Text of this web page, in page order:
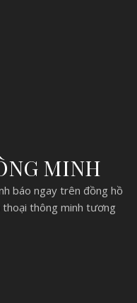
MINH
báo ngay trên đồng hồ
thông minh tương